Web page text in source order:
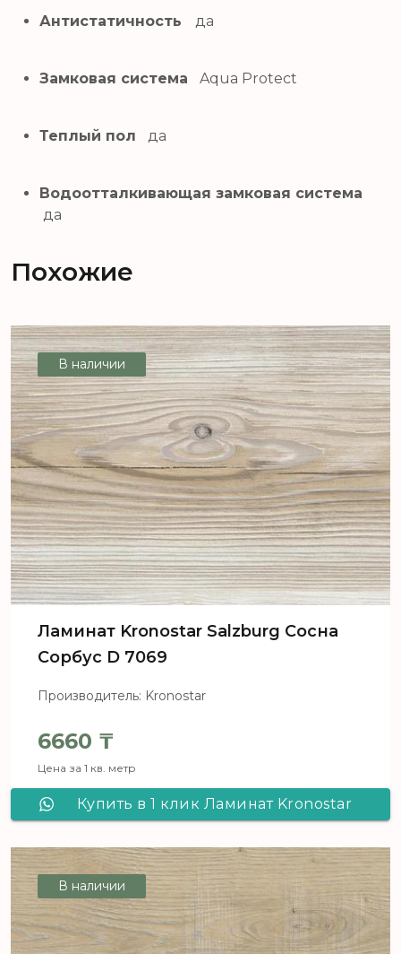
Антистатичность да
Замковая система Aqua Protect
Теплый пол да
Водоотталкивающая замковая система
да
Похожие
В наличии
Ламинат Kronostar Salzburg Сосна
Сорбус D 7069
Производитель: Kronostar
6660 ₸
Цена за 1 кв. метр
Купить в 1 клик Ламинат Kronostar
В наличии